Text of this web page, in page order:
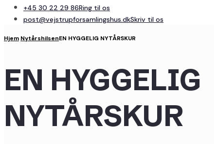
+45 30 22 29 86Ring til os
post@vejstrupforsamlingshus.dkSkriv til os
Hjem NytårshilsenEN HYGGELIG NYTÅRSKUR
EN HYGGELIG
NYTÅRSKUR